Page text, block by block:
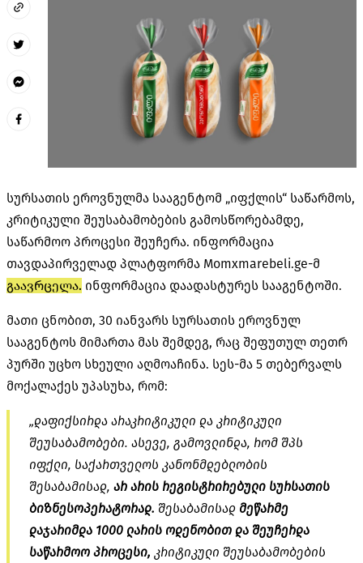
სურსათის ეროვნულმა სააგენტომ „იფქლის“ საწარმოს,
კრიტიკული შეუსაბამობების გამოსწორებამდე,
საწარმოო პროცესი შეუჩერა. ინფორმაცია
თავდაპირველად პლატფორმა Momxmarebeli.ge-მ
გაავრცელა. ინფორმაცია დაადასტურეს სააგენტოში.
მათი ცნობით, 30 იანვარს სურსათის ეროვნულ
სააგენტოს მიმართა მას შემდეგ, რაც შეფუთულ თეთრ
პურში უცხო სხეული აღმოაჩინა. სეს-მა 5 თებერვალს
მოქალაქეს უპასუხა, რომ:
„დაფიქსირდა არაკრიტიკული და კრიტიკული
შეუსაბამობები. ასევე, გამოვლინდა, რომ შპს
იფქლი, საქართველოს კანონმდებლობის
შესაბამისად, არ არის რეგისტრირებული სურსათის
ბიზნესოპერატორად. შესაბამისად მეწარმე
დაჯარიმდა 1000 ლარის ოდენობით და შეუჩერდა
საწარმოო პროცესი, კრიტიკული შეუსაბამობების